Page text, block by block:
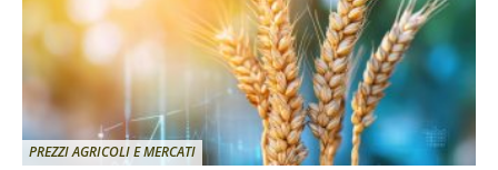
PREZZI AGRICOLI E MERCATI